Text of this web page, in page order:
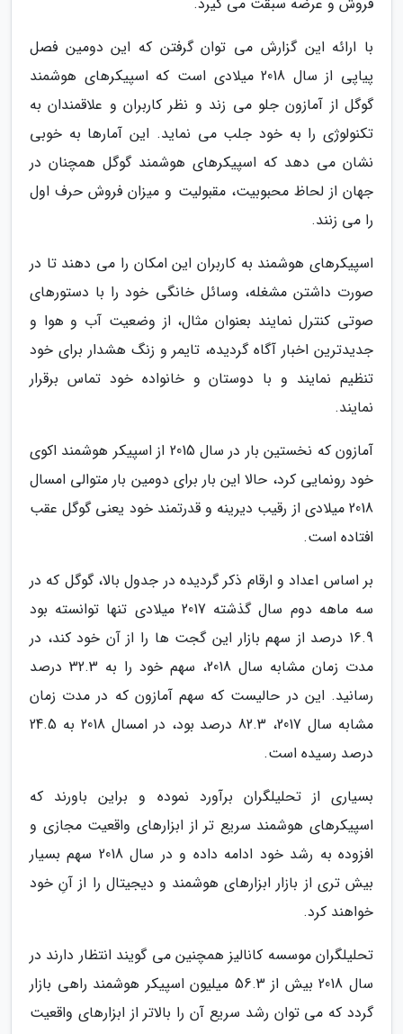
با ارائه این گزارش می توان گرفتن که این دومین فصل
پیاپی از سال 2018 میلادی است که اسپیکرهای هوشمند
گوگل از آمازون جلو می زند و نظر کاربران و علاقمندان به
تکنولوژی را به خود جلب می نماید. این آمارها به خوبی
نشان می دهد که اسپیکرهای هوشمند گوگل همچنان در
جهان از لحاظ محبوبیت، مقبولیت و میزان فروش حرف اول
را می زنند.
اسپیکرهای هوشمند به کاربران این امکان را می دهند تا در
صورت داشتن مشغله، وسائل خانگی خود را با دستورهای
صوتی کنترل نمایند بعنوان مثال، از وضعیت آب و هوا و
جدیدترین اخبار آگاه گردیده، تایمر و زنگ هشدار برای خود
تنظیم نمایند و با دوستان و خانواده خود تماس برقرار
نمایند.
آمازون که نخستین بار در سال 2015 از اسپیکر هوشمند اکوی
خود رونمایی کرد، حالا این بار برای دومین بار متوالی امسال
2018 میلادی از رقیب دیرینه و قدرتمند خود یعنی گوگل عقب
افتاده است.
بر اساس اعداد و ارقام ذکر گردیده در جدول بالا، گوگل که در
سه ماهه دوم سال گذشته 2017 میلادی تنها توانسته بود
16.9 درصد از سهم بازار این گجت ها را از آن خود کند، در
مدت زمان مشابه سال 2018، سهم خود را به 32.3 درصد
رسانید. این در حالیست که سهم آمازون که در مدت زمان
مشابه سال 2017، 82.3 درصد بود، در امسال 2018 به 24.5
درصد رسیده است.
بسیاری از تحلیلگران برآورد نموده و براین باورند که
اسپیکرهای هوشمند سریع تر از ابزارهای واقعیت مجازی و
افزوده به رشد خود ادامه داده و در سال 2018 سهم بسیار
بیش تری از بازار ابزارهای هوشمند و دیجیتال را از آنِ خود
خواهند کرد.
تحلیلگران موسسه کانالیز همچنین می گویند انتظار دارند در
سال 2018 بیش از 56.3 میلیون اسپیکر هوشمند راهی بازار
گردد که می توان رشد سریع آن را بالاتر از ابزارهای واقعیت